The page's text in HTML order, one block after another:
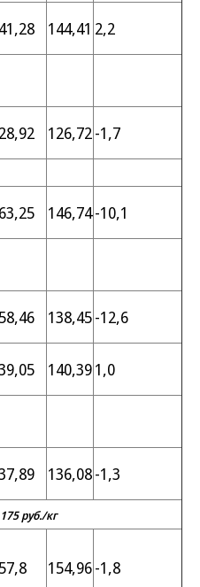
144,41 2,2
126,72-1,7
146,74-10,1
138,45-12,6
140,391,0
136,08-1,3
руб./кг
154,96-1,8